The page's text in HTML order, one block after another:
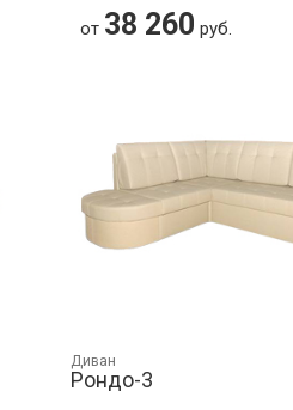
от 38 260 руб.
Диван
Рондо-3